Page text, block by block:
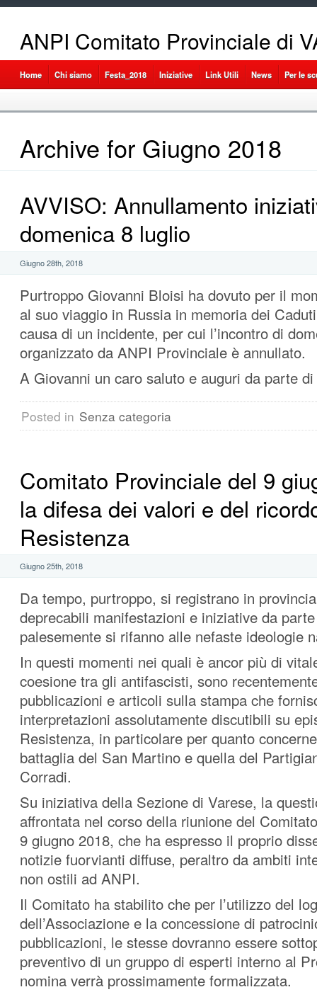
ANPI Comitato Provinciale di
Home Chi siamo Festa_2018 Iniziative Link Utili News Per le
Archive for Giugno 2018
AVVISO: Annullamento
domenica 8 luglio
Giugno 28th, 2018
Purtroppo Giovanni Bloisi ha dovuto per il
al suo viaggio in Russia in memoria dei
causa di un incidente, per cui l’incontro di
organizzato da ANPI Provinciale è annullato.
A Giovanni un caro saluto e auguri da parte
Posted in Senza categoria
Comitato Provinciale del 9
la difesa dei valori e del
Resistenza
Giugno 25th, 2018
Da tempo, purtroppo, si registrano in
deprecabili manifestazioni e iniziative da
palesemente si rifanno alle nefaste ideologie
In questi momenti nei quali è ancor più di
coesione tra gli antifascisti, sono
pubblicazioni e articoli sulla stampa che
interpretazioni assolutamente discutibili su
Resistenza, in particolare per quanto
battaglia del San Martino e quella del
Corradi.
Su iniziativa della Sezione di Varese, la
affrontata nel corso della riunione del
9 giugno 2018, che ha espresso il proprio
notizie fuorvianti diffuse, peraltro da ambiti
non ostili ad ANPI.
Il Comitato ha stabilito che per l’utilizzo del
dell’Associazione e la concessione di
pubblicazioni, le stesse dovranno essere
preventivo di un gruppo di esperti interno al
nomina verrà prossimamente formalizzata.